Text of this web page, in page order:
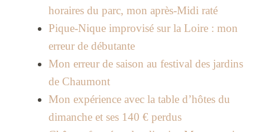
horaires du parc, mon après-Midi raté
Pique-Nique improvisé sur la Loire : mon
erreur de débutante
Mon erreur de saison au festival des jardins
de Chaumont
Mon expérience avec la table d’hôtes du
dimanche et ses 140 € perdus